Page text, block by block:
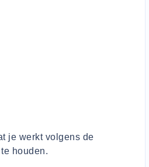
je werkt volgens de
houden.